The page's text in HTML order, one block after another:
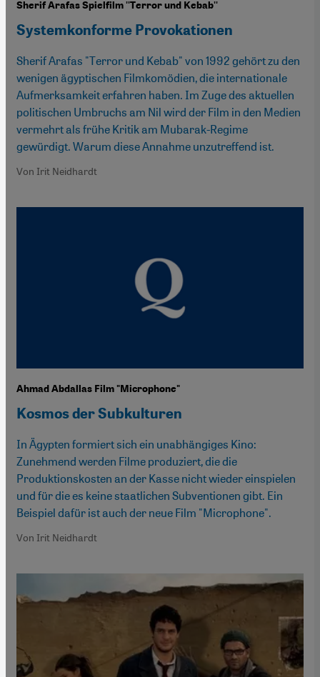
Sherif Arafas Spielfilm ''Terror und Kebab''
Systemkonforme Provokationen
Sherif Arafas "Terror und Kebab" von 1992 gehört zu den
wenigen ägyptischen Filmkomödien, die internationale
Aufmerksamkeit erfahren haben. Im Zuge des aktuellen
politischen Umbruchs am Nil wird der Film in den Medien
vermehrt als frühe Kritik am Mubarak-Regime
gewürdigt. Warum diese Annahme unzutreffend ist.
Von Irit Neidhardt
Ahmad Abdallas Film "Microphone"
Kosmos der Subkulturen
In Ägypten formiert sich ein unabhängiges Kino:
Zunehmend werden Filme produziert, die die
Produktionskosten an der Kasse nicht wieder einspielen
und für die es keine staatlichen Subventionen gibt. Ein
Beispiel dafür ist auch der neue Film "Microphone".
Von Irit Neidhardt